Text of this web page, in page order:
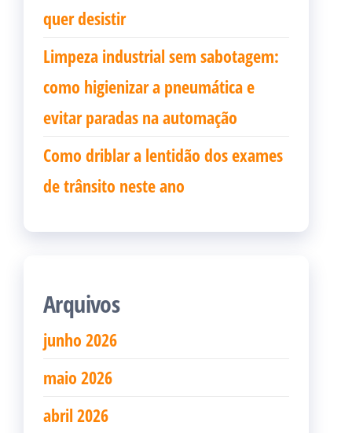
quer desistir
Limpeza industrial sem sabotagem:
como higienizar a pneumática e
evitar paradas na automação
Como driblar a lentidão dos exames
de trânsito neste ano
Arquivos
junho 2026
maio 2026
abril 2026